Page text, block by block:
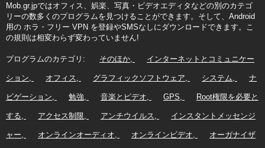
Mob.gr.jpではオフィス、娯楽、写真・ビデオエディタなどの別のカテゴ
リーの数多くのプログラムを見つけることができます。そして、Android
用の ホラ・フリー VPN を登録やSMSなしにダウンロードできます。こ
の規則は相変わらず変わっていません!
プログラムのカテゴリ: そのほか インターネットとコミュニケー
ション オフィス グラフィックソフトウェア システム ナ
ビゲーション 勉強 音楽とビデオ GPS Root権限を必要と
する アクセス制限 アンチウイルス インスタントメッセンジ
ャー オンラインオーディオ オンラインビデオ オーガナイザ